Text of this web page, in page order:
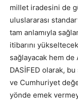
millet iradesini de
uluslararası
tam anlamıyla
itibarını
sağlayacak hem de
DASİFED olarak,
ve Cumhuriyet
yönde emek